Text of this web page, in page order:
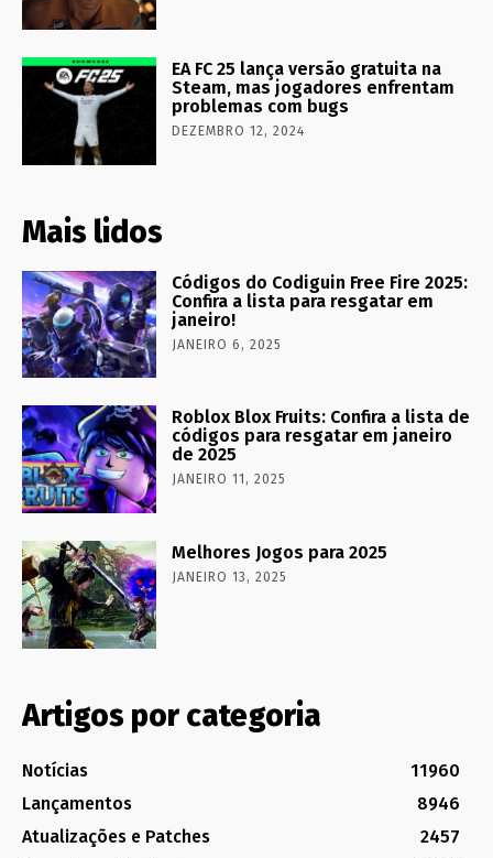
EA FC 25 lança versão gratuita na
Steam, mas jogadores enfrentam
problemas com bugs
DEZEMBRO 12, 2024
Mais lidos
Códigos do Codiguin Free Fire 2025:
Confira a lista para resgatar em
janeiro!
JANEIRO 6, 2025
Roblox Blox Fruits: Confira a lista de
códigos para resgatar em janeiro
de 2025
JANEIRO 11, 2025
Melhores Jogos para 2025
JANEIRO 13, 2025
Artigos por categoria
Notícias
11960
Lançamentos
8946
Atualizações e Patches
2457